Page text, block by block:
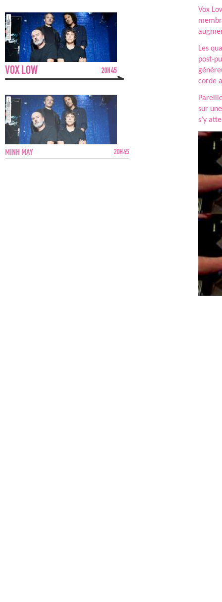
Vox
Les
post-
corde
sur
s’y
VOX LOW 20H45
MINH MAY 20H45